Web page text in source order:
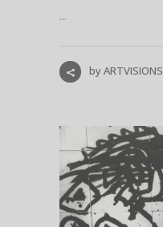
...
byARTVISIONS